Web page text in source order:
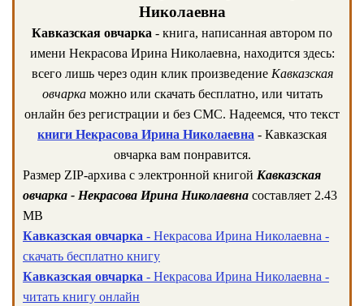
Николаевна
Кавказская овчарка - книга, написанная автором по
имени Некрасова Ирина Николаевна, находится здесь:
всего лишь через один клик произведение Кавказская
овчаркаможно или скачать бесплатно, или читать
онлайн без регистрации и без СМС. Надеемся, что текст
книги Некрасова Ирина Николаевна - Кавказская
овчарка вам понравится.
Размер ZIP-архива c электронной книгой Кавказская
овчарка - Некрасова Ирина Николаевна составляет 2.43
MB
Кавказская овчарка - Некрасова Ирина Николаевна -
скачать бесплатно книгу
Кавказская овчарка - Некрасова Ирина Николаевна -
читать книгу онлайн